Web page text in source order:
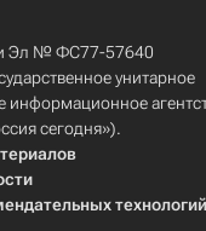
Эл № ФС77-57640
унитарное
сегодня»).
технологий